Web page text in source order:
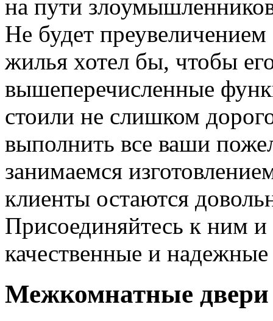
на пути
Не будет
жилья хотел бы, чтобы
вышеперечисленные
стоили не слишком
выполнить все ваши
занимаемся
клиенты остаются
Присоединяйтесь к ним
качественные и
Межкомнатные двери